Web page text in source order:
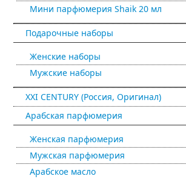
Мини парфюмерия Shaik 20 мл
Подарочные наборы
Женские наборы
Мужские наборы
XXI CENTURY (Россия, Оригинал)
Арабская парфюмерия
Женская парфюмерия
Мужская парфюмерия
Арабское масло